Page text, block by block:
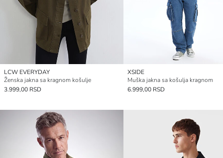
LCW EVERYDAY
Ženska jakna sa kragnom košulje
3.999,00 RSD
XSIDE
Muška jakna sa košulja kragnom
6.999,00 RSD